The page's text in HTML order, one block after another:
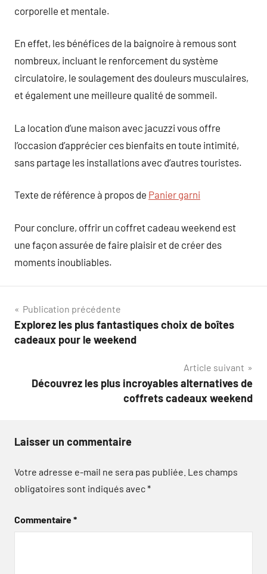
corporelle et mentale.
En effet, les bénéfices de la baignoire à remous sont
nombreux, incluant le renforcement du système
circulatoire, le soulagement des douleurs musculaires,
et également une meilleure qualité de sommeil.
La location d’une maison avec jacuzzi vous offre
l’occasion d’apprécier ces bienfaits en toute intimité,
sans partage les installations avec d’autres touristes.
Texte de référence à propos de Panier garni
Pour conclure, offrir un coffret cadeau weekend est
une façon assurée de faire plaisir et de créer des
moments inoubliables.
Navigation
de
Publication précédente
Explorez les plus fantastiques choix de boîtes
cadeaux pour le weekend
Article suivant
Découvrez les plus incroyables alternatives de
coffrets cadeaux weekend
Laisser un commentaire
Votre adresse e-mail ne sera pas publiée. Les champs
obligatoires sont indiqués avec*
Commentaire*